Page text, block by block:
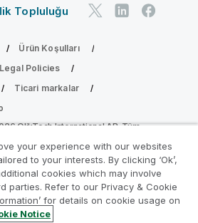
Topluluğu
Ürün Koşulları
Legal Policies
Ticari markalar
QlikTech International AB. Tüm
Programına katılın
ile değerli QlikView
your experience with our websites
to your interests. By clicking ‘Ok’,
cookies which may involve
parties. Refer to our Privacy & Cookie
for details on cookie usage on
Notice